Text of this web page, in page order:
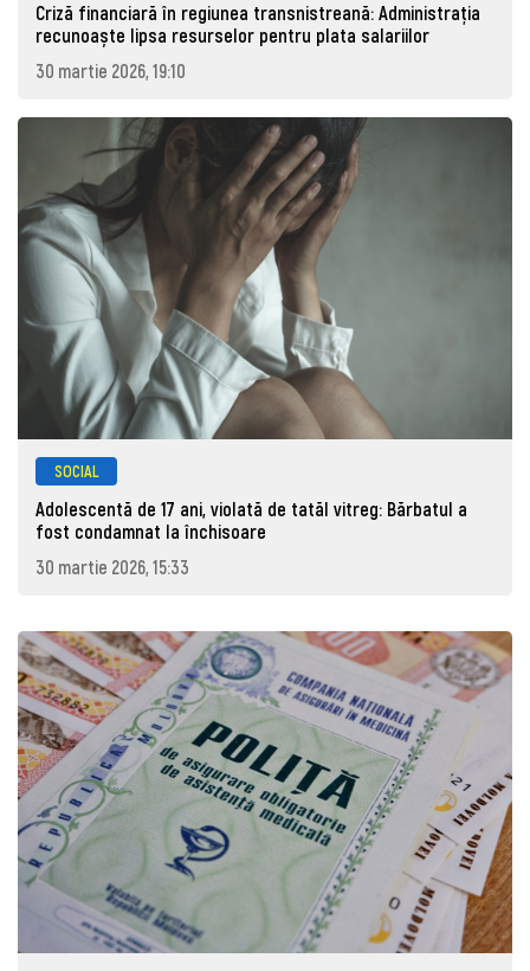
Criză financiară în regiunea transnistreană: Administrația
recunoaște lipsa resurselor pentru plata salariilor
30 martie 2026, 19:10
SOCIAL
Adolescentă de 17 ani, violată de tatăl vitreg: Bărbatul a
fost condamnat la închisoare
30 martie 2026, 15:33